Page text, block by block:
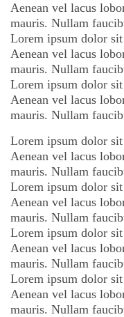
Aenean vel lacus
mauris. Nullam
Lorem ipsum dolor
Aenean vel lacus
mauris. Nullam
Lorem ipsum dolor
Aenean vel lacus
mauris. Nullam
Lorem ipsum dolor
Aenean vel lacus
mauris. Nullam
Lorem ipsum dolor
Aenean vel lacus
mauris. Nullam
Lorem ipsum dolor
Aenean vel lacus
mauris. Nullam
Lorem ipsum dolor
Aenean vel lacus
mauris. Nullam